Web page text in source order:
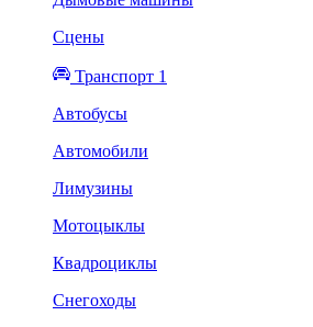
Сцены
Транспорт 1
Автобусы
Автомобили
Лимузины
Мотоцыклы
Квадроциклы
Снегоходы